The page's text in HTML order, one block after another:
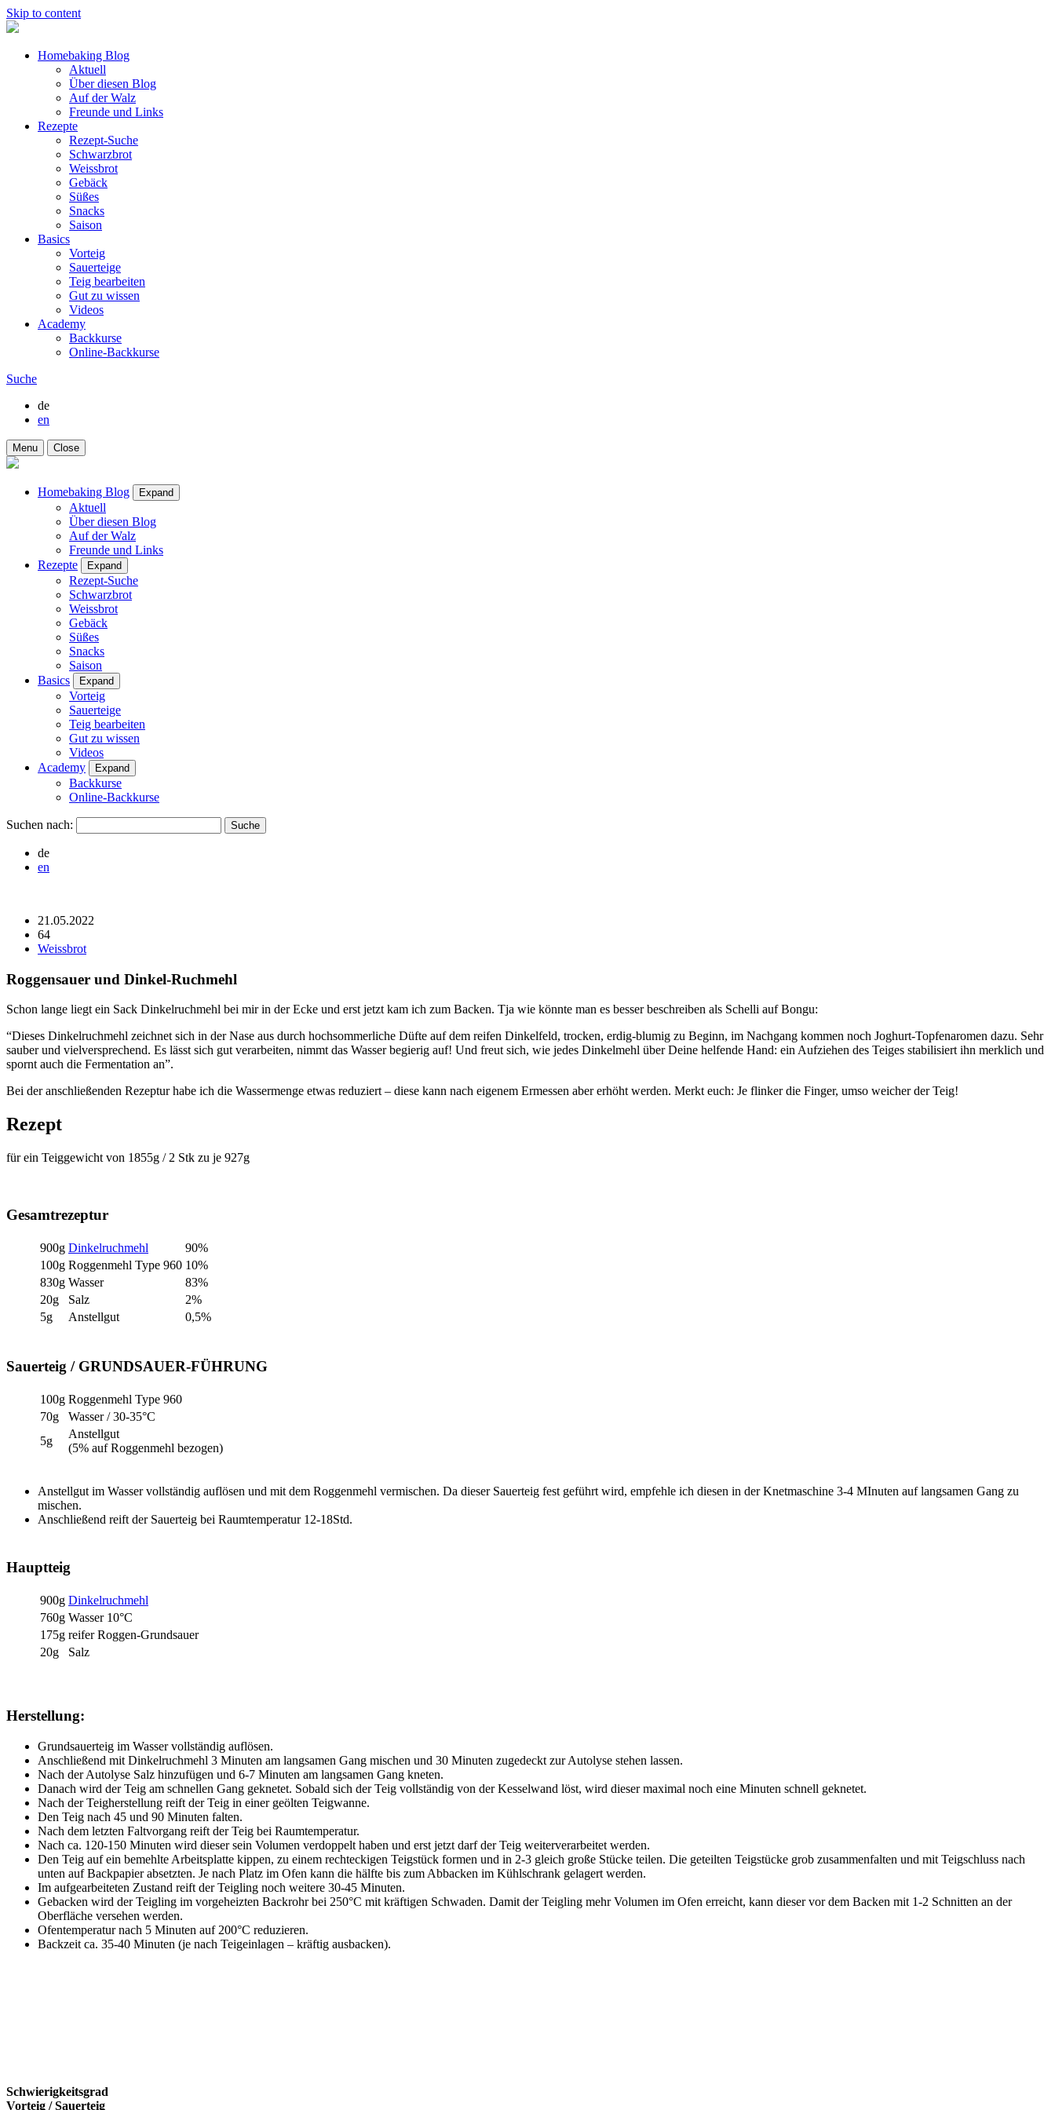
Skip to content
Homebaking Blog
Aktuell
Über diesen Blog
Auf der Walz
Freunde und Links
Rezepte
Rezept-Suche
Schwarzbrot
Weissbrot
Gebäck
Süßes
Snacks
Saison
Basics
Vorteig
Sauerteige
Teig bearbeiten
Gut zu wissen
Videos
Academy
Backkurse
Online-Backkurse
Suche
de
en
Menu Close
Homebaking Blog Expand
Aktuell
Über diesen Blog
Auf der Walz
Freunde und Links
Rezepte
Expand
Rezept-Suche
Schwarzbrot
Weissbrot
Gebäck
Süßes
Snacks
Saison
Basics
Expand
Vorteig
Sauerteige
Teig bearbeiten
Gut zu wissen
Videos
Academy
Expand
Backkurse
Online-Backkurse
Suchen nach:
de
en
21.05.2022
64
Weissbrot
Roggensauer und Dinkel-Ruchmehl
Schon lange liegt ein Sack Dinkelruchmehl bei mir in der Ecke und erst jetzt kam ich zum Backen. Tja wie könnte man es besser beschreiben als Schelli auf Bongu:
“Dieses Dinkelruchmehl zeichnet sich in der Nase aus durch hochsommerliche Düfte auf dem reifen Dinkelfeld, trocken, erdig-blumig zu Beginn, im Nachgang kommen noch Joghurt-Topfenaromen dazu. Sehr
sauber und vielversprechend. Es lässt sich gut verarbeiten, nimmt das Wasser begierig auf! Und freut sich, wie jedes Dinkelmehl über Deine helfende Hand: ein Aufziehen des Teiges stabilisiert ihn merklich und
spornt auch die Fermentation an”.
Bei der anschließenden Rezeptur habe ich die Wassermenge etwas reduziert – diese kann nach eigenem Ermessen aber erhöht werden. Merkt euch: Je flinker die Finger, umso weicher der Teig!
Rezept
für ein Teiggewicht von 1855g / 2 Stk zu je 927g
Gesamtrezeptur
900g Dinkelruchmehl
90%
100g Roggenmehl Type 960 10%
830g Wasser
83%
20g
Salz
2%
5g
Anstellgut 0,5%
Sauerteig / GRUNDSAUER-FÜHRUNG
100g Roggenmehl Type 960
70g
Wasser / 30-35°C
5g
Anstellgut
(5% auf Roggenmehl bezogen)
Anstellgut im Wasser vollständig auflösen und mit dem Roggenmehl vermischen. Da dieser Sauerteig fest geführt wird, empfehle ich diesen in der Knetmaschine 3-4 MInuten auf langsamen Gang zu
mischen.
Anschließend reift der Sauerteig bei Raumtemperatur 12-18Std.
Hauptteig
900g Dinkelruchmehl
760g Wasser 10°C
175g reifer Roggen-Grundsauer
20g
Salz
Herstellung:
Grundsauerteig im Wasser vollständig auflösen.
Anschließend mit Dinkelruchmehl 3 Minuten am langsamen Gang mischen und 30 Minuten zugedeckt zur Autolyse stehen lassen.
Nach der Autolyse Salz hinzufügen und 6-7 Minuten am langsamen Gang kneten.
Danach wird der Teig am schnellen Gang geknetet. Sobald sich der Teig vollständig von der Kesselwand löst, wird dieser maximal noch eine Minuten schnell geknetet.
Nach der Teigherstellung reift der Teig in einer geölten Teigwanne.
Den Teig nach 45 und 90 Minuten falten.
Nach dem letzten Faltvorgang reift der Teig bei Raumtemperatur.
Nach ca. 120-150 Minuten wird dieser sein Volumen verdoppelt haben und erst jetzt darf der Teig weiterverarbeitet werden.
Den Teig auf ein bemehlte Arbeitsplatte kippen, zu einem rechteckigen Teigstück formen und in 2-3 gleich große Stücke teilen. Die geteilten Teigstücke grob zusammenfalten und mit Teigschluss nach
unten auf Backpapier absetzten. Je nach Platz im Ofen kann die hälfte bis zum Abbacken im Kühlschrank gelagert werden.
Im aufgearbeiteten Zustand reift der Teigling noch weitere 30-45 Minuten.
Gebacken wird der Teigling im vorgeheizten Backrohr bei 250°C mit kräftigen Schwaden. Damit der Teigling mehr Volumen im Ofen erreicht, kann dieser vor dem Backen mit 1-2 Schnitten an der
Oberfläche versehen werden.
Ofentemperatur nach 5 Minuten auf 200°C reduzieren.
Backzeit ca. 35-40 Minuten (je nach Teigeinlagen – kräftig ausbacken).
Schwierigkeitsgrad
Vorteig / Sauerteig